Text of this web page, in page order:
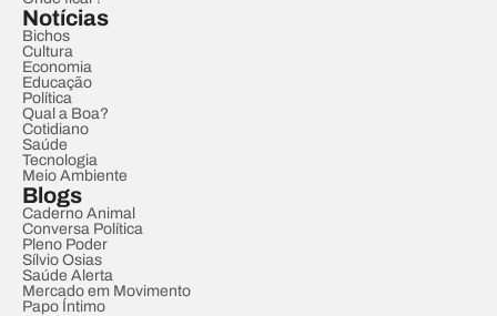
Notícias
Bichos
Cultura
Economia
Educação
Política
Qual a Boa?
Cotidiano
Saúde
Tecnologia
Meio Ambiente
Blogs
Caderno Animal
Conversa Política
Pleno Poder
Sílvio Osias
Saúde Alerta
Mercado em Movimento
Papo Íntimo